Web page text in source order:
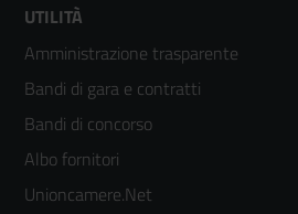
Footer
menù
colonna
2
UTILITÀ
Amministrazione trasparente
Bandi di gara e contratti
Bandi di concorso
Albo fornitori
Unioncamere.Net